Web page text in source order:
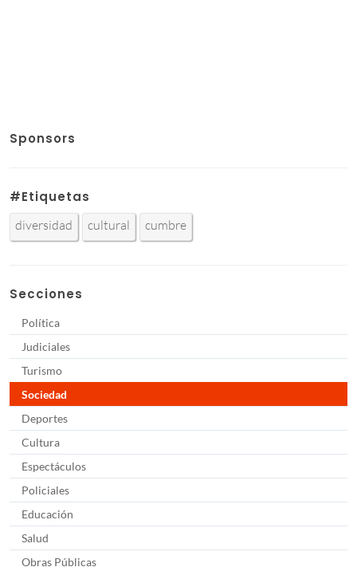
Sponsors
#Etiquetas
diversidad cultural cumbre
Secciones
Política
Judiciales
Turismo
Sociedad
Deportes
Cultura
Espectáculos
Policiales
Educación
Salud
Obras Públicas